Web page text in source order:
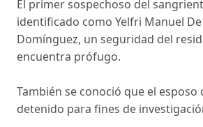
El primer sospechoso del
identificado como Yelfri Manuel De
Domínguez, un seguridad del
encuentra prófugo.
También se conoció que el esposo
detenido para fines de